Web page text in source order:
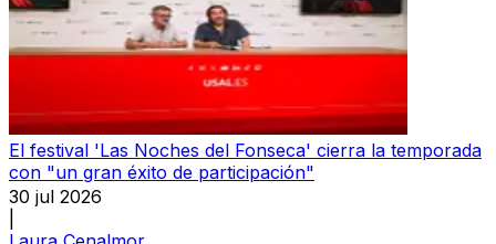
El festival 'Las Noches del Fonseca' cierra la temporada
con "un gran éxito de participación"
30 jul 2026